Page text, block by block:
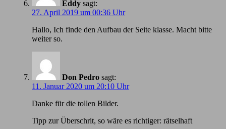
Eddy sagt:
27. April 2019 um 00:36 Uhr
Hallo, Ich finde den Aufbau der Seite klasse. Macht bitte
weiter so.
Don Pedro sagt:
11. Januar 2020 um 20:10 Uhr
Danke für die tollen Bilder.
Tipp zur Überschrit, so wäre es richtiger: rätselhaft